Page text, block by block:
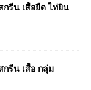
กรีน เสื้อยืด ไท่ยิน
กรีน เสื้อ กลุ่ม